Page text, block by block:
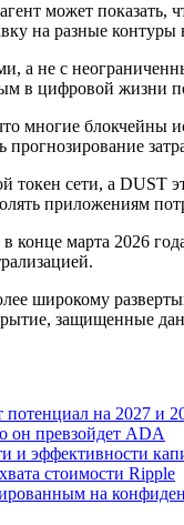
может показать,
на разные
не с
в цифровой жизни
многие
сети, а
приложениям
марта 2026
широкому
защищенные
на 2027 и
он превзойдет ADA
и эффективности
стоимости Ripple
на